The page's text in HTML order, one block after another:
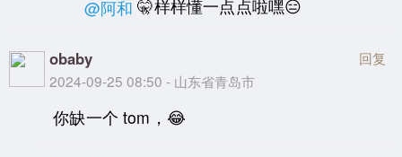
@阿和 🤫样样懂一点点啦嘿😑
obaby
2024-09-25 08:50 - 山东省青岛市
回复
你缺一个 tom，😂